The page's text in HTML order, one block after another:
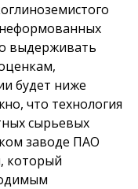
выдерживать
будет ниже
что технология
сырьевых
заводе ПАО
который